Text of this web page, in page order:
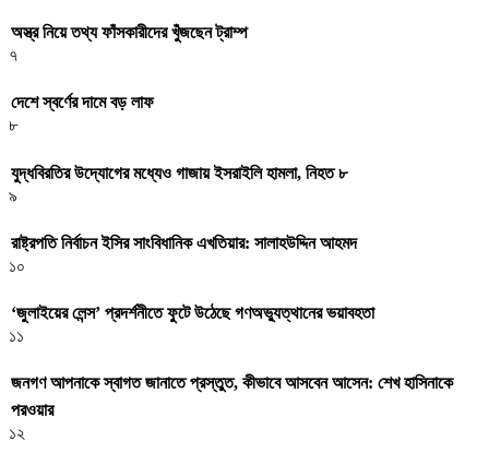
অস্ত্র নিয়ে তথ্য ফাঁসকারীদের খুঁজছেন ট্রাম্প
৭
দেশে স্বর্ণের দামে বড় লাফ
৮
যুদ্ধবিরতির উদ্যোগের মধ্যেও গাজায় ইসরাইলি হামলা, নিহত ৮
৯
রাষ্ট্রপতি নির্বাচন ইসির সাংবিধানিক এখতিয়ার: সালাহউদ্দিন আহমদ
১০
‘জুলাইয়ের লেন্স’ প্রদর্শনীতে ফুটে উঠেছে গণঅভ্যুত্থানের ভয়াবহতা
১১
জনগণ আপনাকে স্বাগত জানাতে প্রস্তুত, কীভাবে আসবেন আসেন: শেখ হাসিনাকে
পরওয়ার
১২